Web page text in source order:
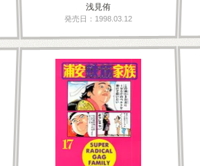
浅見侑
発売日：1998.03.12